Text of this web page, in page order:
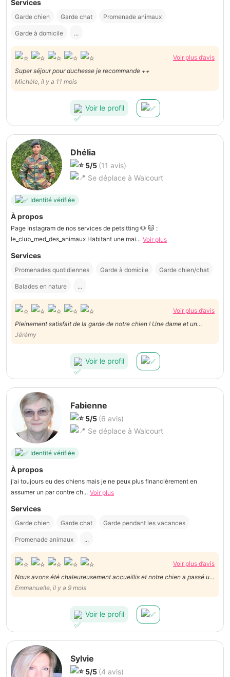
Services
Garde chien Garde chat Promenade animaux
Garde à domicile ...
Voir plus d’avis
Super séjour pour duchesse je recommande ++
Michèle, il y a 11 mois
Voir le profil
Dhélia
5/5 (11 avis)
Se déplace à Walcourt
Identité vérifiée
À propos
Page Instagram de nos services de petsitting 🐶 🐱 :
le_club_med_des_animaux Habitant une mai... Voir plus
Services
Promenades quotidiennes Garde à domicile Garde chien/chat
Balades en nature ...
Voir plus d’avis
Pleinement satisfait de la garde de notre chien ! Une dame et un
entourage dévoués à votre animal et à son bien-être. Beaucoup
d'amour et de bienveillance, longues ballades quotidiennes, nouvelles
envoyées,... Nous referons appel, c'est certain ! :)
Jérémy
Voir le profil
Fabienne
5/5 (6 avis)
Se déplace à Walcourt
Identité vérifiée
À propos
j'ai toujours eu des chiens mais je ne peux plus financièrement en
assumer un par contre ch... Voir plus
Services
Garde chien Garde chat Garde pendant les vacances
Promenade animaux ...
Voir plus d’avis
Nous avons été chaleureusement accueillis et notre chien a passé un
excellent séjour. Il était comme chez lui et entouré d’affection. Encore
mille mercis
Emmanuelle, il y a 9 mois
Voir le profil
Sylvie
5/5 (4 avis)